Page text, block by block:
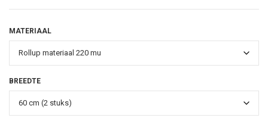
MATERIAAL
BREEDTE